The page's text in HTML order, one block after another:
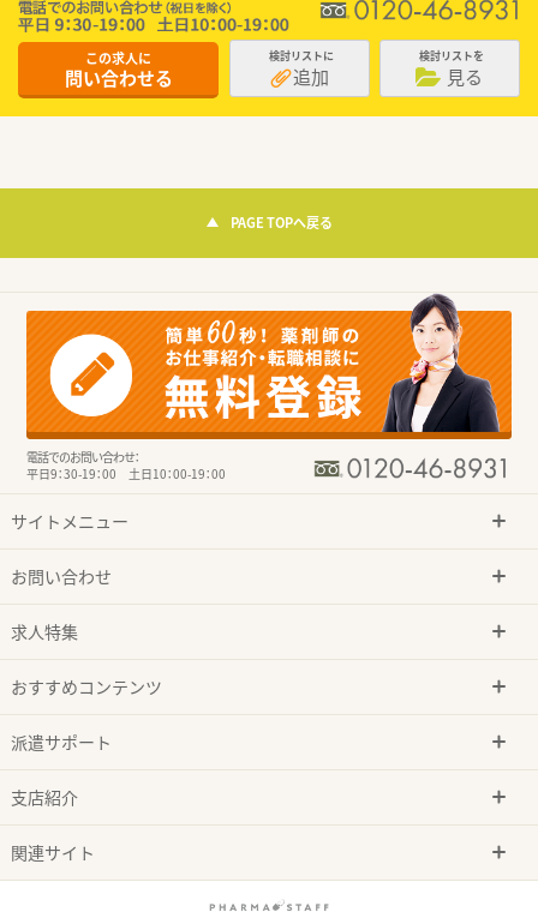
この求人に
問い合わせる
検討リストに
追加
検討リストを
見る
PAGE TOPへ戻る
電話でのお問い合わせ：
平日9：30-19：00 土日10：00-19：00
サイトメニュー
お問い合わせ
求人特集
おすすめコンテンツ
派遣サポート
支店紹介
関連サイト